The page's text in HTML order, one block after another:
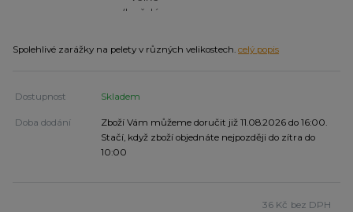
Spolehlivé zarážky na pelety v různých velikostech. celý popis
Dostupnost Skladem
Doba dodání
Zboží Vám můžeme doručit již 11.08.2026 do 16:00.
Stačí, když zboží objednáte nejpozději do zítra do
10:00
36 Kč bez DPH